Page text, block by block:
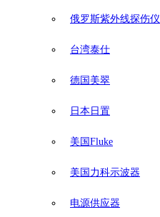
俄罗斯紫外线探伤仪
台湾泰仕
德国美翠
日本日置
美国Fluke
美国力科示波器
电源供应器